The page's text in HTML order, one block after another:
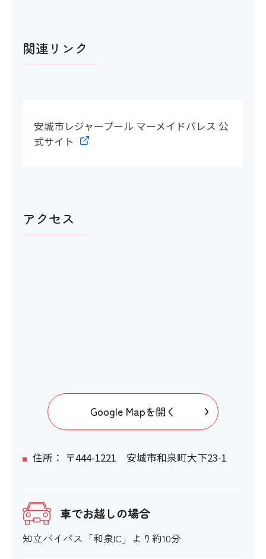
〇
洋式トイレ
電動車いすの利用
〇
×
関連リンク
安城市レジャープール マーメイドパレス 公
式サイト
アクセス
Google Mapを開く
住所： 〒444-1221 安城市和泉町大下23-1
車でお越しの場合
知立バイパス「和泉IC」より約10分